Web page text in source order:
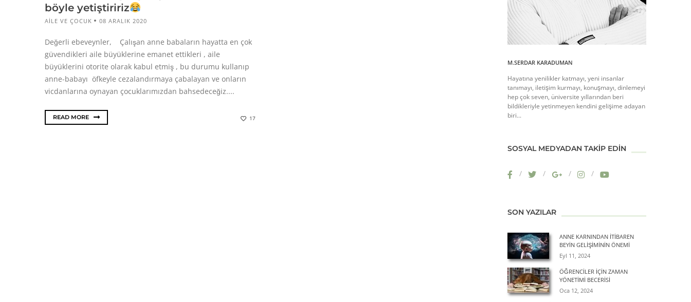
böyle yetiştiririz
AILE VE ÇOCUK 08 ARALIK 2020
Değerli ebeveynler, Çalışan anne babaların hayatta en çok
güvendikleri aile büyüklerine emanet ettikleri , aile
büyüklerini otorite olarak kabul etmiş , bu durumu kullanıp
anne-babayı öfkeyle cezalandırmaya çabalayan ve onların
vicdanlarına oynayan çocuklarımızdan bahsedeceğiz....
READ MORE 17
M.SERDAR KARADUMAN
Hayatına yenilikler katmayı, yeni insanlar
tanımayı, iletişim kurmayı, konuşmayı, dinlemeyi
hep çok seven, üniversite yıllarından beri
bildikleriyle yetinmeyen kendini gelişime adayan
biri...
SOSYAL MEDYADAN TAKIP EDIN
SON YAZILAR
ANNE KARNINDAN İTIBAREN
BEYIN GELIŞIMININ ÖNEMI
Eyl 11, 2024
ÖĞRENCILER İÇIN ZAMAN
YÖNETIMI BECERISI
Oca 12, 2024